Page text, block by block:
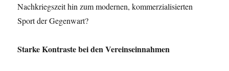
Nachkriegszeit hin zum modernen, kommerzialisierten
Sport der Gegenwart?
Starke Kontraste bei den Vereinseinnahmen